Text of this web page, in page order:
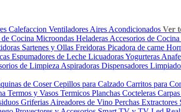
Calefaccion Ventiladores Aires Acondicionados Ver
Cocina Microondas Heladeras Accesorios de Cocina
Sartenes y Ollas Freidoras Picadora de carne
Espumadores de Leche LicuadorasYogurteras
de Limpieza Aspiradoras Dispensadores
de CoserCepillos para Calzado Carritos para
Termos y Vasos Termicos Planchas Cocteleras
Griferias Aireadores de Vino Perchas Extractores